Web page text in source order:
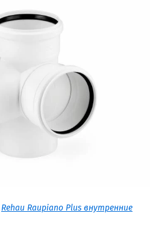
Rehau Raupiano Plus внутренние